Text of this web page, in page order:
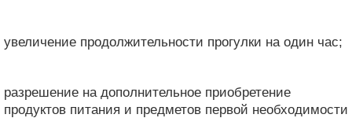
увеличение продолжительности прогулки на один час;
разрешение на дополнительное приобретение
продуктов питания и предметов первой необходимости